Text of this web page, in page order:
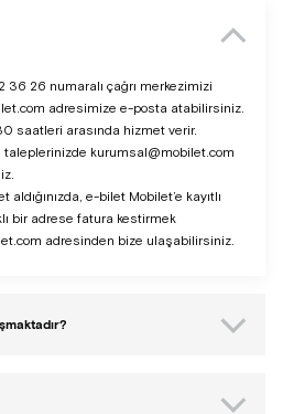
26 numaralı çağrı merkezimizi
adresimize e-posta atabilirsiniz.
saatleri arasında hizmet verir.
taleplerinizde kurumsal@mobilet.com
e-bilet Mobilet’e kayıtlı
bir adrese fatura kestirmek
adresinden bize ulaşabilirsiniz.